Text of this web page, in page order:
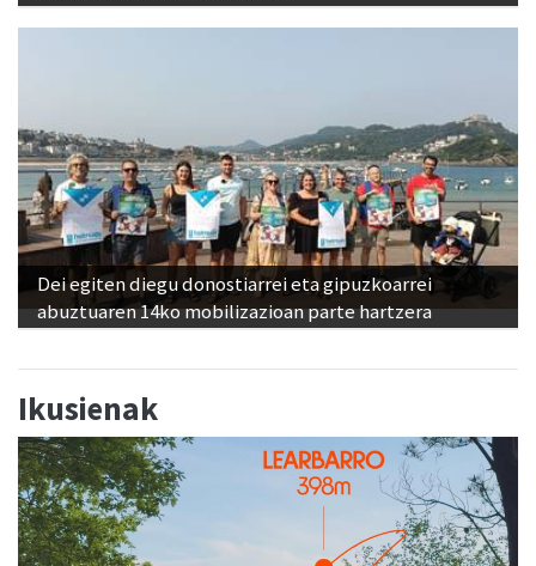
Dei egiten diegu donostiarrei eta gipuzkoarrei
abuztuaren 14ko mobilizazioan parte hartzera
Ikusienak